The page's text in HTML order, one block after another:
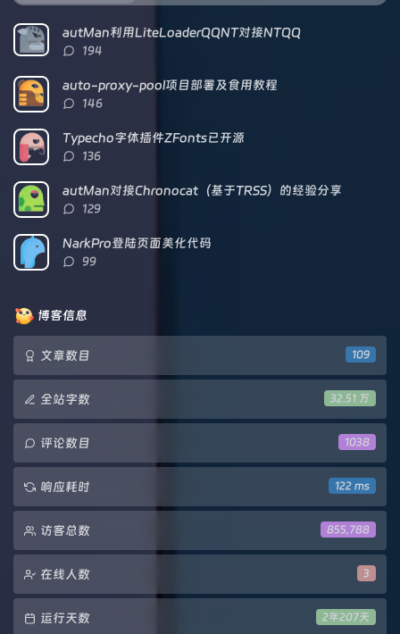
门
文
章
新
评
论
机
autMan利用LiteLoaderQQNT对接NTQQ
评
数：
194
auto-proxy-pool项目部署及食用教程
评
数：
146
Typecho字体插件ZFonts已开源
评
数：
136
autMan对接Chronocat（基于TRSS）的经验分享
评
数：
129
NarkPro登陆页面美化代码
评
99
博客信息
109
文章数目
32.51 万
全站字数
1038
评论数目
122 ms
响应耗时
855,788
访客总数
3
在线人数
2年207天
运行天数